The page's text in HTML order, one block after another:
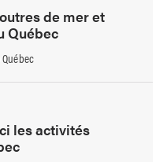
de mer et
Québec
les activités